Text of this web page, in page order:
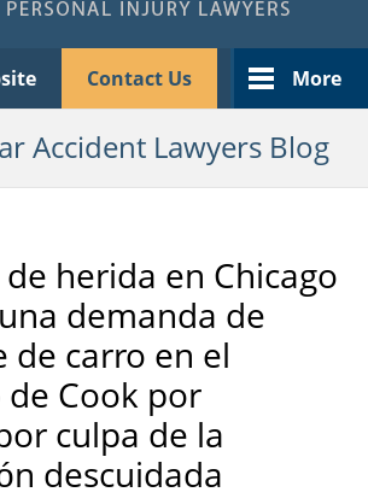
Contact Us More
Accident Lawyers Blog
herida en Chicago
demanda de
de carro en el
Cook por
culpa de la
descuidada